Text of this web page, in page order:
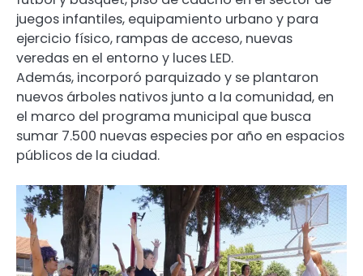
juegos infantiles, equipamiento urbano y para
ejercicio físico, rampas de acceso, nuevas
veredas en el entorno y luces LED.
Además, incorporó parquizado y se plantaron
nuevos árboles nativos junto a la comunidad, en
el marco del programa municipal que busca
sumar 7.500 nuevas especies por año en espacios
públicos de la ciudad.